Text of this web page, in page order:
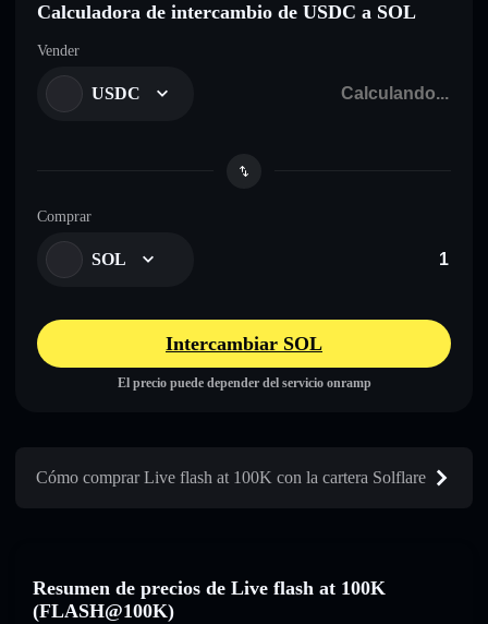
Calculadora de intercambio de USDC a SOL
Vender
USDC
Comprar
SOL
Intercambiar SOL
El precio puede depender del servicio onramp
Cómo comprar Live flash at 100K con la cartera Solflare
Resumen de precios de Live flash at 100K
(FLASH@100K)